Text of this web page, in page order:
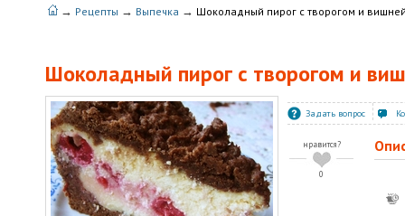
→ Рецепты → Выпечка → Шоколадный пирог с творогом и
Шоколадный пирог с творогом и
Задать вопрос
нравится?
0